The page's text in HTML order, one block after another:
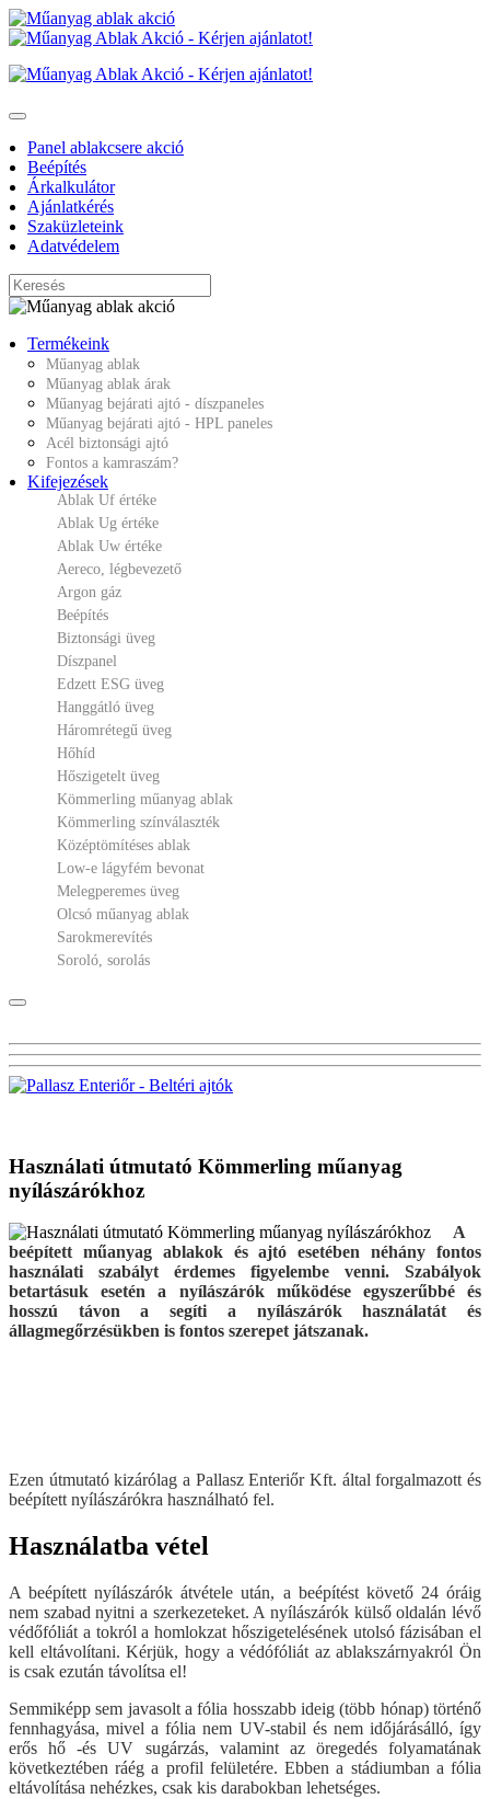
Panel ablakcsere akció
Beépítés
Árkalkulátor
Ajánlatkérés
Szaküzleteink
Adatvédelem
Termékeink
Műanyag ablak
Műanyag ablak árak
Műanyag bejárati ajtó - díszpaneles
Műanyag bejárati ajtó - HPL paneles
Acél biztonsági ajtó
Fontos a kamraszám?
Kifejezések
Ablak Uf értéke
Ablak Ug értéke
Ablak Uw értéke
Aereco, légbevezető
Argon gáz
Beépítés
Biztonsági üveg
Díszpanel
Edzett ESG üveg
Hanggátló üveg
Háromrétegű üveg
Hőhíd
Hőszigetelt üveg
Kömmerling műanyag ablak
Kömmerling színválaszték
Középtömítéses ablak
Low-e lágyfém bevonat
Melegperemes üveg
Olcsó műanyag ablak
Sarokmerevítés
Soroló, sorolás
Használati útmutató Kömmerling műanyag
nyílászárókhoz
A
beépített műanyag ablakok és ajtó esetében néhány fontos
használati szabályt érdemes figyelembe venni. Szabályok
betartásuk esetén a nyílászárók működése egyszerűbbé és
hosszú távon a segíti a nyílászárók használatát és
állagmegőrzésükben is fontos szerepet játszanak.
Ezen útmutató kizárólag a Pallasz Enteriőr Kft. által forgalmazott és
beépített nyílászárókra használható fel.
Használatba vétel
A beépített nyílászárók átvétele után, a beépítést követő 24 óráig
nem szabad nyitni a szerkezeteket. A nyílászárók külső oldalán lévő
védőfóliát a tokról a homlokzat hőszigetelésének utolsó fázisában el
kell eltávolítani. Kérjük, hogy a védófóliát az ablakszárnyakról Ön
is csak ezután távolítsa el!
Semmiképp sem javasolt a fólia hosszabb ideig (több hónap) történő
fennhagyása, mivel a fólia nem UV-stabil és nem időjárásálló, így
erős hő -és UV sugárzás, valamint az öregedés folyamatának
következtében ráég a profil felületére. Ebben a stádiumban a fólia
eltávolítása nehézkes, csak kis darabokban lehetséges.